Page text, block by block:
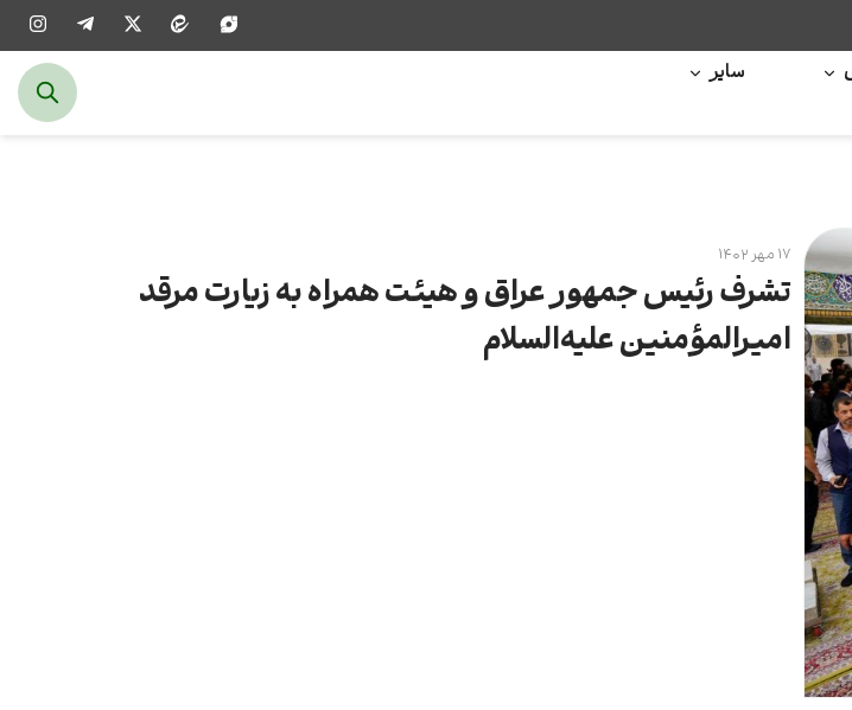
سایر
۱۷ مهر ۱۴۰۲
تشرف رئیس جمهور عراق و هیئت همراه به زیارت مرقد
امیرالمؤمنین علیه‌السلام